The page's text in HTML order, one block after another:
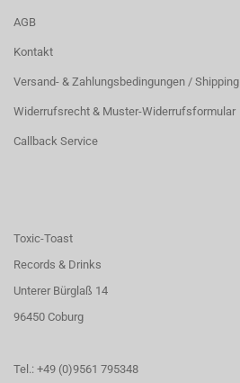
AGB
Kontakt
Versand- & Zahlungsbedingungen / Shipping
Widerrufsrecht & Muster-Widerrufsformular
Callback Service
Toxic-Toast
Records & Drinks
Unterer Bürglaß 14
96450 Coburg
Tel.: +49 (0)9561 795348